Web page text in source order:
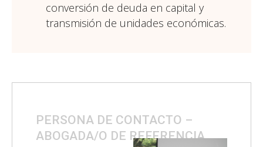
conversión de deuda en capital y
transmisión de unidades económicas.
PERSONA DE CONTACTO –
ABOGADA/O DE REFERENCIA